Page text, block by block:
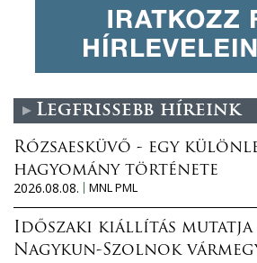
Legfrissebb híreink
Rózsaesküvő - egy
hagyomány története
2026.08.08.
MNL PML
Időszaki kiállítás mutatja
Nagykun-Szolnok